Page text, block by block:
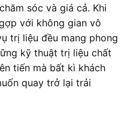
sóc và giá cả. Khi
với không gian vô
trị liệu đều mang phong
kỹ thuật trị liệu chất
tiến mà bất kì khách
quay trở lại trải